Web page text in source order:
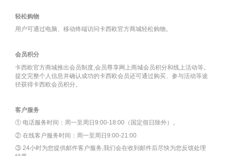
轻松购物
用户可通过电脑、移动终端访问卡西欧官方商城轻松购物。
会员积分
卡西欧官方商城推出会员制度,会员尊享网上商城会员积分和线上活动等。
提交完整个人信息并确认成功的卡西欧会员还可通过购买、参与活动等途
径获得卡西欧会员积分。
客户服务
① 电话服务时间：周一至周日9:00-18:00（国定假日除外）。
② 在线客户服务时间：周一至周日9:00-21:00
③ 24小时为您提供邮件客户服务,我们会在收到邮件后尽快为您反馈处理